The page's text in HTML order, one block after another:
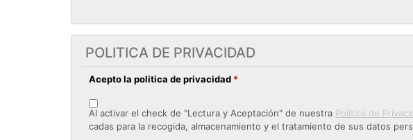
POLITICA DE PRIVACIDAD
Acepto la politica de privacidad *
Al activar el check de "Lectura y Aceptación" de nuestra Política de
cadas para la recogida, almacenamiento y el tratamiento de sus datos